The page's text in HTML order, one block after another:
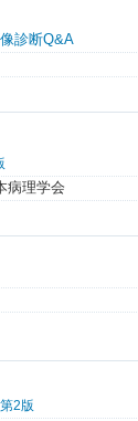
診断Q&A
病理学会
第2版